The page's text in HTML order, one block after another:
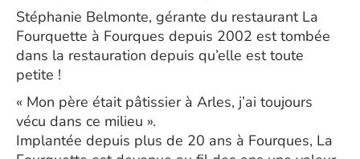
Stéphanie Belmonte, gérante du restaurant La
Fourquette à Fourques depuis 2002 est tombée
dans la restauration depuis qu’elle est toute
petite !
« Mon père était pâtissier à Arles, j’ai toujours
vécu dans ce milieu ».
Implantée depuis plus de 20 ans à Fourques, La